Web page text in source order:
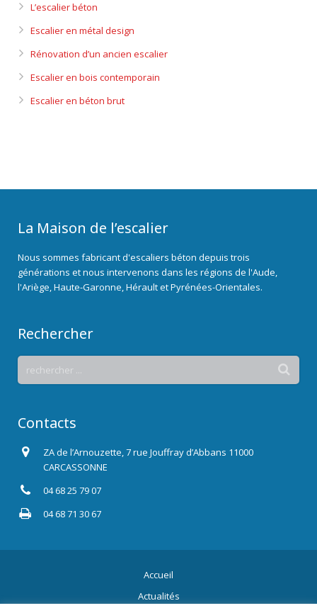
L’escalier béton
Escalier en métal design
Rénovation d’un ancien escalier
Escalier en bois contemporain
Escalier en béton brut
La Maison de l’escalier
Nous sommes fabricant d'escaliers béton depuis trois
générations et nous intervenons dans les régions de l'Aude,
l'Ariège, Haute-Garonne, Hérault et Pyrénées-Orientales.
Rechercher
Contacts
ZA de l’Arnouzette, 7 rue Jouffray d’Abbans 11000
CARCASSONNE
04 68 25 79 07
04 68 71 30 67
Accueil
Actualités